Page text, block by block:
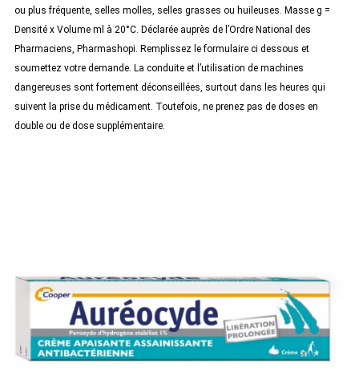
ou plus fréquente, selles molles, selles grasses ou huileuses. Masse g =
Densité x Volume ml à 20°C. Déclarée auprès de l’Ordre National des
Pharmaciens, Pharmashopi. Remplissez le formulaire ci dessous et
soumettez votre demande. La conduite et l’utilisation de machines
dangereuses sont fortement déconseillées, surtout dans les heures qui
suivent la prise du médicament. Toutefois, ne prenez pas de doses en
double ou de dose supplémentaire.